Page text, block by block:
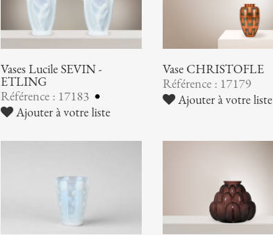
Vases Lucile SEVIN -
ETLING
Référence : 17183
Ajouter à votre liste
Vase CHRISTOFLE
Référence : 17179
Ajouter à votre liste